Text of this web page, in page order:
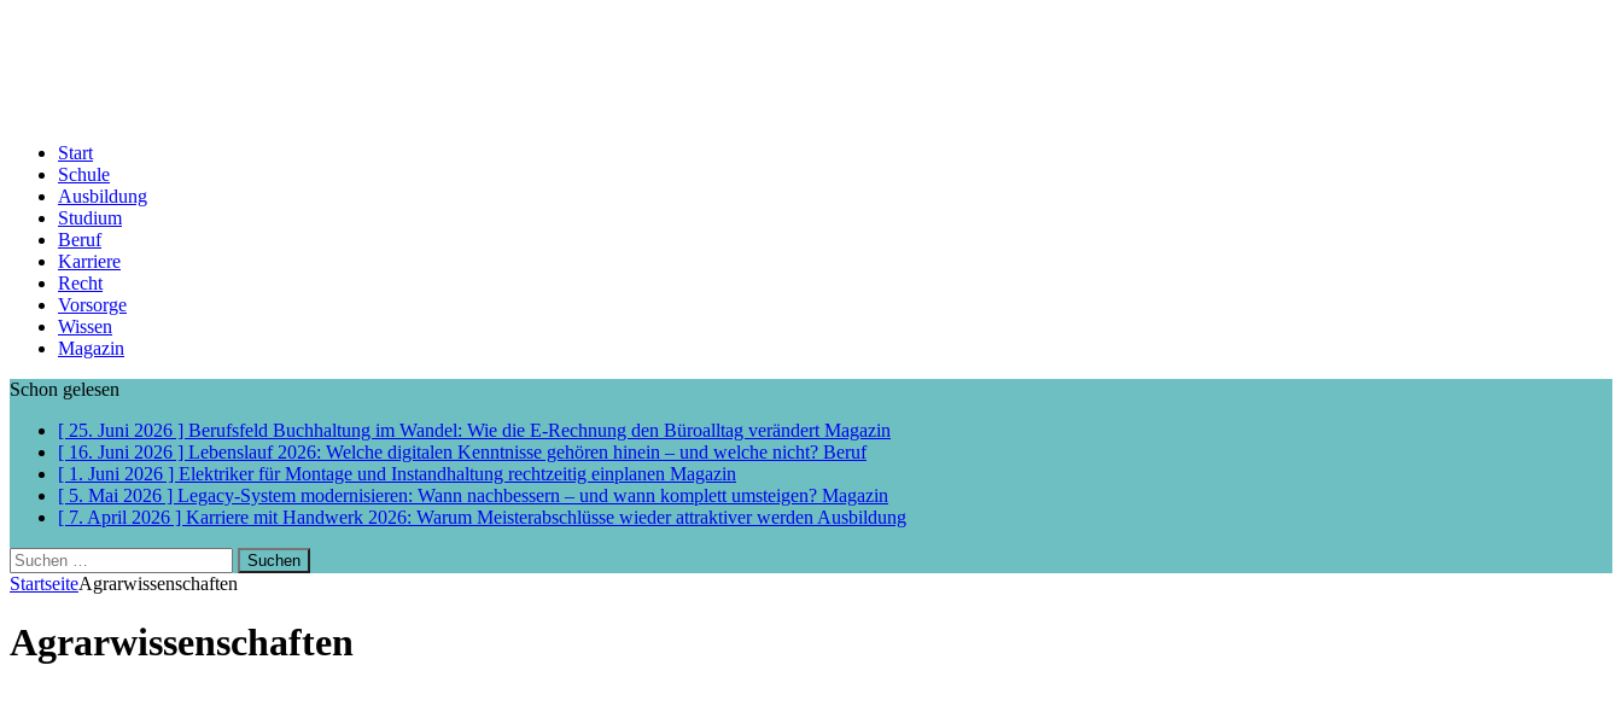
Start
Schule
Ausbildung
Studium
Beruf
Karriere
Recht
Vorsorge
Wissen
Magazin
Schon gelesen
[ 25. Juni 2026 ] Berufsfeld Buchhaltung im Wandel: Wie die E-Rechnung den Büroalltag verändert Magazin
[ 16. Juni 2026 ] Lebenslauf 2026: Welche digitalen Kenntnisse gehören hinein – und welche nicht? Beruf
[ 1. Juni 2026 ] Elektriker für Montage und Instandhaltung rechtzeitig einplanen Magazin
[ 5. Mai 2026 ] Legacy-System modernisieren: Wann nachbessern – und wann komplett umsteigen? Magazin
[ 7. April 2026 ] Karriere mit Handwerk 2026: Warum Meisterabschlüsse wieder attraktiver werden Ausbildung
Suchen
nach:
StartseiteAgrarwissenschaften
Agrarwissenschaften